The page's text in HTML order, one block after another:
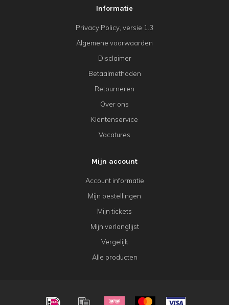
Informatie
Privacy Policy, versie 1.3
Algemene voorwaarden
Disclaimer
Betaalmethoden
Retourneren
Over ons
Klantenservice
Vacatures
Mijn account
Account informatie
Mijn bestellingen
Mijn tickets
Mijn verlanglijst
Vergelijk
Alle producten